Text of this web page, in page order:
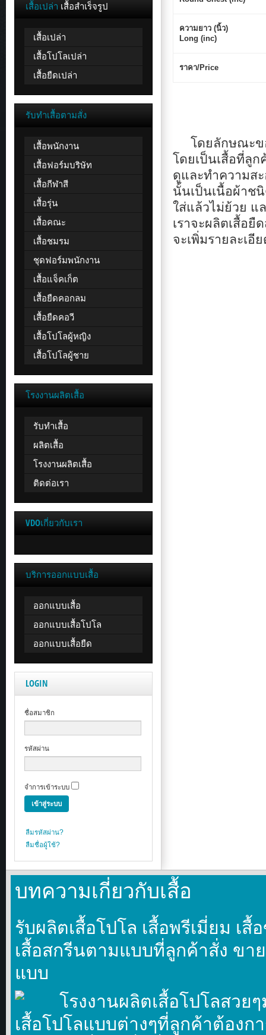
ความยาว (นิ้ว)
Long (inc)
ราคา/Price
โดยลักษณะขอ
โดยเป็นเสื้อที่ลู
ดูและทำความสะ
นั้นเป็นเนื้อผ้าช
ใส่แล้วไม่ย้วย แ
เราจะผลิตเสื้อยื
จะเพิ่มรายละเอี
เสื้อเปล่า เสื้อสำเร็จรูป
เสื้อเปล่า
เสื้อโปโลเปล่า
เสื้อยืดเปล่า
รับทำเสื้อตามสั่ง
เสื้อพนักงาน
เสื้อฟอร์มบริษัท
เสื้อกีฬาสี
เสื้อรุ่น
เสื้อคณะ
เสื้อชมรม
ชุดฟอร์มพนักงาน
เสื้อแจ็คเก็ต
เสื้อยืดคอกลม
เสื้อยืดคอวี
เสื้อโปโลผู้หญิง
เสื้อโปโลผู้ชาย
โรงงานผลิตเสื้อ
รับทำเสื้อ
ผลิตเสื้อ
โรงงานผลิตเสื้อ
ติดต่อเรา
VDOเกี่ยวกับเรา
บริการออกแบบเสื้อ
ออกแบบเสื้อ
ออกแบบเสื้อโปโล
ออกแบบเสื้อยืด
LOGIN
ชื่อสมาชิก
รหัสผ่าน
จำการเข้าระบบ
ลืมรหัสผ่าน?
ลืมชื่อผู้ใช้?
บทความเกี่ยวกับเสื้อ
รับผลิตเสื้อโปโล เสื้อพรีเมี่ยม เ
เสื้อสกรีนตามแบบที่ลูกค้าสั่ง ขา
แบบ
โรงงานผลิตเสื้อโปโลสวย
เสื้อโปโลแบบต่างๆที่ลูกค้าต้องก